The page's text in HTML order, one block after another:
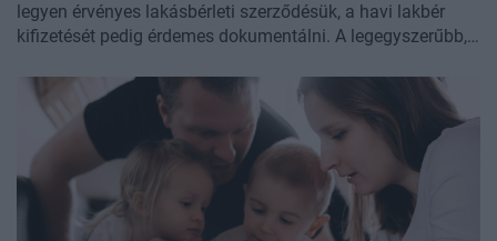
legyen érvényes lakásbérleti szerződésük, a havi lakbér
kifizetését pedig érdemes dokumentálni. A legegyszerűbb,
feltüntetik a dátumot és a "bérleti díj" megnevezést - hívta
fel a figyelmet hétfői közleményében a Nemzeti Adó- és
Vámhivatal (NAV).